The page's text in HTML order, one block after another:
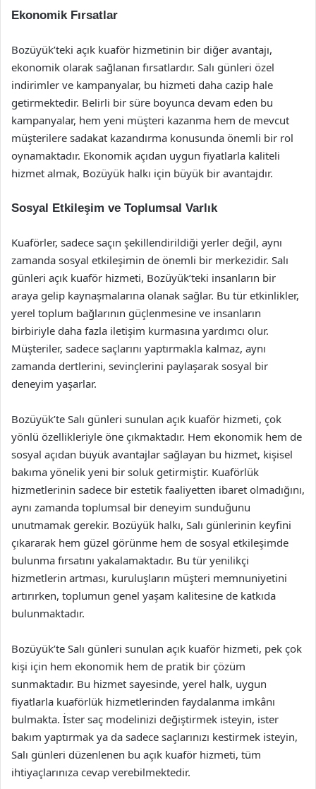
Ekonomik Fırsatlar
Bozüyük’teki açık kuaför hizmetinin bir diğer avantajı,
ekonomik olarak sağlanan fırsatlardır. Salı günleri özel
indirimler ve kampanyalar, bu hizmeti daha cazip hale
getirmektedir. Belirli bir süre boyunca devam eden bu
kampanyalar, hem yeni müşteri kazanma hem de mevcut
müşterilere sadakat kazandırma konusunda önemli bir rol
oynamaktadır. Ekonomik açıdan uygun fiyatlarla kaliteli
hizmet almak, Bozüyük halkı için büyük bir avantajdır.
Sosyal Etkileşim ve Toplumsal Varlık
Kuaförler, sadece saçın şekillendirildiği yerler değil, aynı
zamanda sosyal etkileşimin de önemli bir merkezidir. Salı
günleri açık kuaför hizmeti, Bozüyük’teki insanların bir
araya gelip kaynaşmalarına olanak sağlar. Bu tür etkinlikler,
yerel toplum bağlarının güçlenmesine ve insanların
birbiriyle daha fazla iletişim kurmasına yardımcı olur.
Müşteriler, sadece saçlarını yaptırmakla kalmaz, aynı
zamanda dertlerini, sevinçlerini paylaşarak sosyal bir
deneyim yaşarlar.
Bozüyük’te Salı günleri sunulan açık kuaför hizmeti, çok
yönlü özellikleriyle öne çıkmaktadır. Hem ekonomik hem de
sosyal açıdan büyük avantajlar sağlayan bu hizmet, kişisel
bakıma yönelik yeni bir soluk getirmiştir. Kuaförlük
hizmetlerinin sadece bir estetik faaliyetten ibaret olmadığını,
aynı zamanda toplumsal bir deneyim sunduğunu
unutmamak gerekir. Bozüyük halkı, Salı günlerinin keyfini
çıkararak hem güzel görünme hem de sosyal etkileşimde
bulunma fırsatını yakalamaktadır. Bu tür yenilikçi
hizmetlerin artması, kuruluşların müşteri memnuniyetini
artırırken, toplumun genel yaşam kalitesine de katkıda
bulunmaktadır.
Bozüyük’te Salı günleri sunulan açık kuaför hizmeti, pek çok
kişi için hem ekonomik hem de pratik bir çözüm
sunmaktadır. Bu hizmet sayesinde, yerel halk, uygun
fiyatlarla kuaförlük hizmetlerinden faydalanma imkânı
bulmakta. İster saç modelinizi değiştirmek isteyin, ister
bakım yaptırmak ya da sadece saçlarınızı kestirmek isteyin,
Salı günleri düzenlenen bu açık kuaför hizmeti, tüm
ihtiyaçlarınıza cevap verebilmektedir.